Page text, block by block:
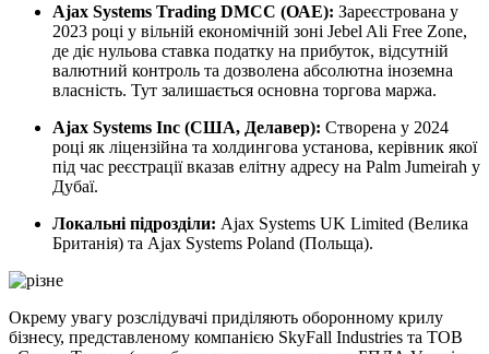
Ajax Systems Trading DMCC (ОАЕ): Зареєстрована у
2023 році у вільній економічній зоні Jebel Ali Free Zone,
де діє нульова ставка податку на прибуток, відсутній
валютний контроль та дозволена абсолютна іноземна
власність. Тут залишається основна торгова маржа.
Ajax Systems Inc (США, Делавер): Створена у 2024
році як ліцензійна та холдингова установа, керівник якої
під час реєстрації вказав елітну адресу на Palm Jumeirah у
Дубаї.
Локальні підрозділи: Ajax Systems UK Limited (Велика
Британія) та Ajax Systems Poland (Польща).
Окрему увагу розслідувачі приділяють оборонному крилу
бізнесу, представленому компанією SkyFall Industries та ТОВ